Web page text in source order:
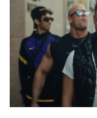
CALENDARIO
AREA
Area Personale
Newsletter
Notifiche mobile